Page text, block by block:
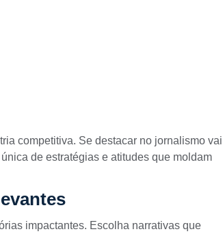
competitiva. Se destacar no jornalismo vai
de estratégias e atitudes que moldam
impactantes. Escolha narrativas que